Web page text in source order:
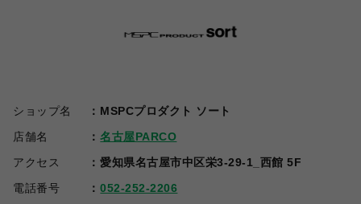
ショップ名
MSPCプロダクト ソート
店舗名
名古屋PARCO
アクセス
愛知県名古屋市中区栄3-29-1_西館 5F
電話番号
052-252-2206